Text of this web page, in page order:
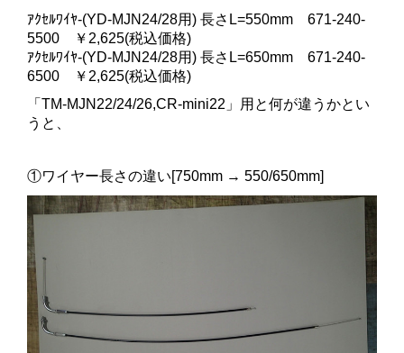
ｱｸｾﾙﾜｲﾔ-(YD-MJN24/28用) 長さL=550mm 671-240-
5500 ￥2,625(税込価格)
ｱｸｾﾙﾜｲﾔ-(YD-MJN24/28用) 長さL=650mm 671-240-
6500 ￥2,625(税込価格)
「TM-MJN22/24/26,CR-mini22」用と何が違うかとい
うと、
①ワイヤー長さの違い[750mm → 550/650mm]